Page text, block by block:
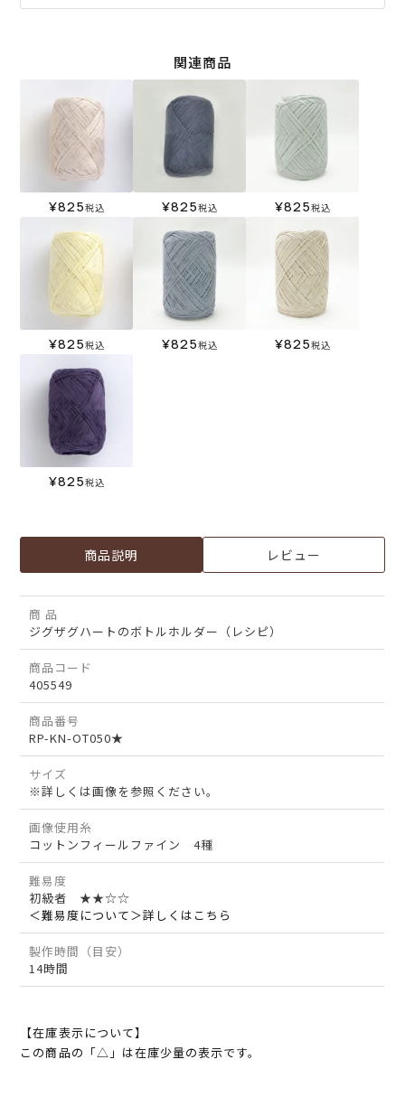
関連商品
¥825税込 ¥825税込 ¥825税込
¥825税込 ¥825税込 ¥825税込
¥825税込
商品説明 レビュー
商 品
ジグザグハートのボトルホルダー（レシピ）
商品コード
405549
商品番号
RP-KN-OT050★
サイズ
※詳しくは画像を参照ください。
画像使用糸
コットンフィールファイン 4種
難易度
初級者 ★★☆☆
＜難易度について＞詳しくはこちら
製作時間（目安）
14時間
【在庫表示について】
この商品の「△」は在庫少量の表示です。